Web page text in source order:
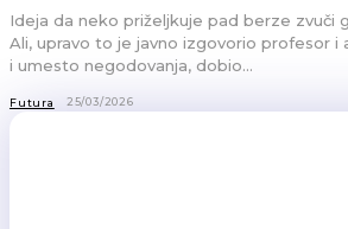
Ideja da neko priželjkuje pad berze zvuči
Ali, upravo to je javno izgovorio profesor i
i umesto negodovanja, dobio...
Futura 25/03/2026